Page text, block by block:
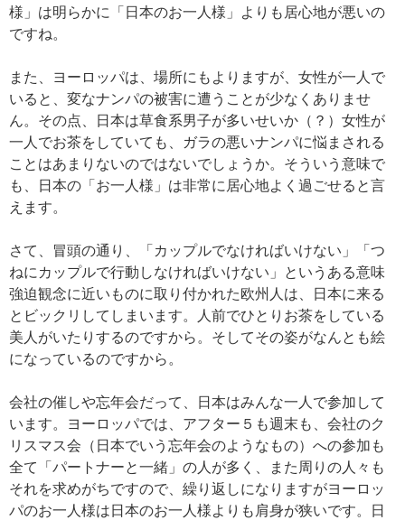
様」は明らかに「日本のお一人様」よりも居心地が悪いの
ですね。
また、ヨーロッパは、場所にもよりますが、女性が一人で
いると、変なナンパの被害に遭うことが少なくありませ
ん。その点、日本は草食系男子が多いせいか（？）女性が
一人でお茶をしていても、ガラの悪いナンパに悩まされる
ことはあまりないのではないでしょうか。そういう意味で
も、日本の「お一人様」は非常に居心地よく過ごせると言
えます。
さて、冒頭の通り、「カップルでなければいけない」「つ
ねにカップルで行動しなければいけない」というある意味
強迫観念に近いものに取り付かれた欧州人は、日本に来る
とビックリしてしまいます。人前でひとりお茶をしている
美人がいたりするのですから。そしてその姿がなんとも絵
になっているのですから。
会社の催しや忘年会だって、日本はみんな一人で参加して
います。ヨーロッパでは、アフター５も週末も、会社のク
リスマス会（日本でいう忘年会のようなもの）への参加も
全て「パートナーと一緒」の人が多く、また周りの人々も
それを求めがちですので、繰り返しになりますがヨーロッ
パのお一人様は日本のお一人様よりも肩身が狭いです。日